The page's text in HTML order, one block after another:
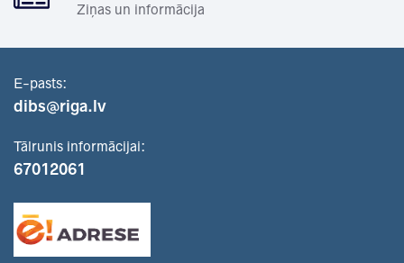
Ziņas un informācija
E-pasts:
dibs@riga.lv
Tālrunis informācijai:
67012061